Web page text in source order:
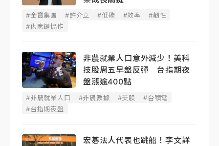
#金寶集團 #許介立 #低碳 #效率
#韌性
#供應鏈協作
非農就業人口意外減少！美科
技股周五早盤反彈 台指期夜
盤漲逾400點
#非農就業人口 #非農數據 #美股
#台積電
#台指期夜盤
宏碁法人代表也跳船！李文詳